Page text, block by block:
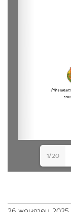
1/20